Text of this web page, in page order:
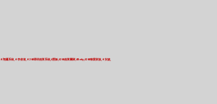
＃翔鷹系統 ＃李俊達 ＃ 268環球創富系統 ​​​​​​​​​​,#歷穌 ​​​​​​​​​​,#268創富團隊 ​​​​​​​​​​,#Betty​​​​​​​​​​,#268臻愛家族 ＃安婕